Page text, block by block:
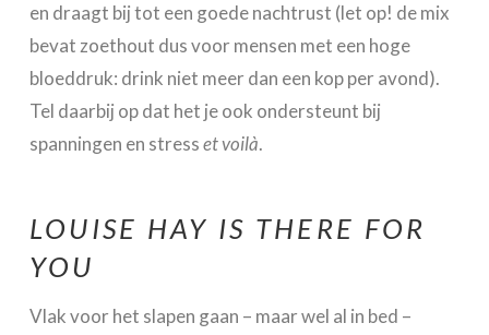
en draagt bij tot een goede nachtrust (let op! de mix
bevat zoethout dus voor mensen met een hoge
bloeddruk: drink niet meer dan een kop per avond).
Tel daarbij op dat het je ook ondersteunt bij
spanningen en stresset voilà.
LOUISE HAY IS THERE FOR
YOU
Vlak voor het slapen gaan – maar wel al in bed –